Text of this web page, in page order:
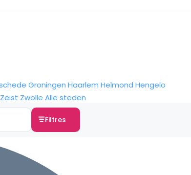
Groningen Haarlem Helmond Hengelo
Zeist Zwolle Alle steden
Filtres